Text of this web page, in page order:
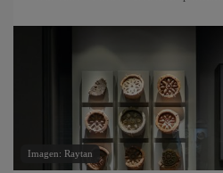
Imagen: Raytan